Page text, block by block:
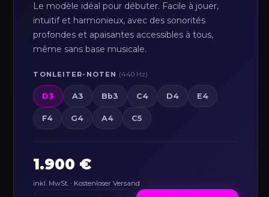
Le modèle idéal pour débuter. Facile à jouer,
intuitif et harmonieux, avec des sonorités
profondes et apaisantes accessibles à tous,
même sans base musicale.
TONLEITER-NOTEN (440 Hz)
D3 A3 Bb3 C4 D4 E4
F4 G4 A4 C5
1.900 €
inkl. MwSt. · Kostenloser Versand